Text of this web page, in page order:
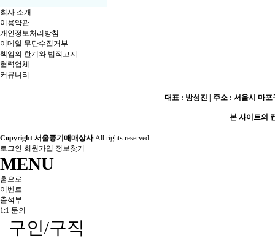
회사 소개
이용약관
개인정보처리방침
이메일 무단수집거부
책임의 한계와 법적고지
협력업체
커뮤니티
대표 : 방성진 | 주소 : 서울시 마
본 사이트의
Copyright 서울중기매매상사All rights reserved.
로그인 회원가입 정보찾기
MENU
홈으로
이벤트
출석부
1:1 문의
구인/구직